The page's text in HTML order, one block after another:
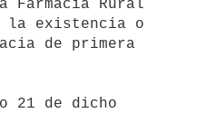
Farmacia Rural
la existencia o
de primera
de dicho